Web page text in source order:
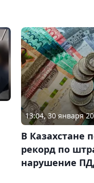
13:04, 30 января
В Казахстане
рекорд по
нарушение